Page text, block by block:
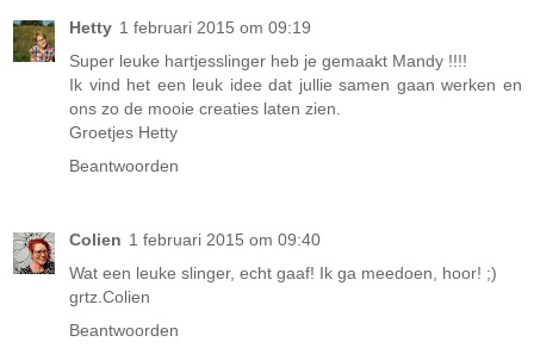
Hetty 1 februari 2015 om 09:19
Super leuke hartjesslinger heb je gemaakt Mandy !!!!
Ik vind het een leuk idee dat jullie samen gaan werken en
ons zo de mooie creaties laten zien.
Groetjes Hetty
Beantwoorden
Colien 1 februari 2015 om 09:40
Wat een leuke slinger, echt gaaf! Ik ga meedoen, hoor! ;)
grtz.Colien
Beantwoorden